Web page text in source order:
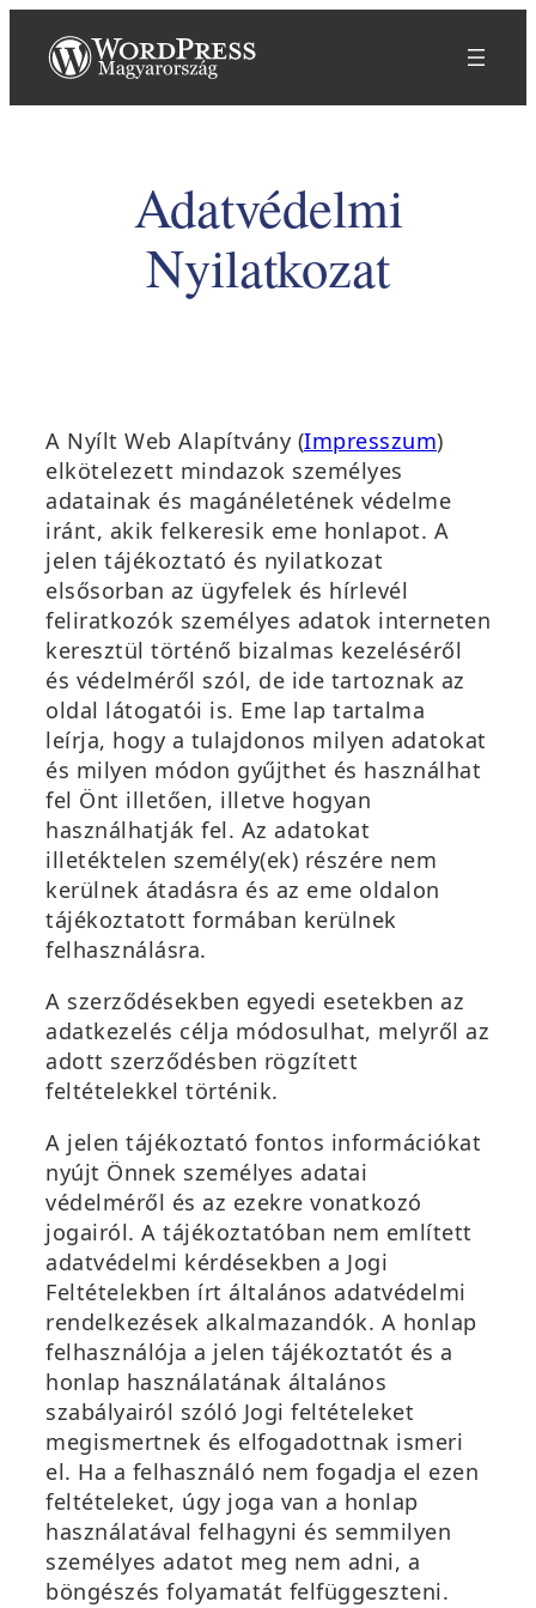
tartalomhoz
Adatvédelmi
Nyilatkozat
A Nyílt Web Alapítvány (Impresszum)
elkötelezett mindazok személyes
adatainak és magánéletének védelme
iránt, akik felkeresik eme honlapot. A
jelen tájékoztató és nyilatkozat
elsősorban az ügyfelek és hírlevél
feliratkozók személyes adatok interneten
keresztül történő bizalmas kezeléséről
és védelméről szól, de ide tartoznak az
oldal látogatói is. Eme lap tartalma
leírja, hogy a tulajdonos milyen adatokat
és milyen módon gyűjthet és használhat
fel Önt illetően, illetve hogyan
használhatják fel. Az adatokat
illetéktelen személy(ek) részére nem
kerülnek átadásra és az eme oldalon
tájékoztatott formában kerülnek
felhasználásra.
A szerződésekben egyedi esetekben az
adatkezelés célja módosulhat, melyről az
adott szerződésben rögzített
feltételekkel történik.
A jelen tájékoztató fontos információkat
nyújt Önnek személyes adatai
védelméről és az ezekre vonatkozó
jogairól. A tájékoztatóban nem említett
adatvédelmi kérdésekben a Jogi
Feltételekben írt általános adatvédelmi
rendelkezések alkalmazandók. A honlap
felhasználója a jelen tájékoztatót és a
honlap használatának általános
szabályairól szóló Jogi feltételeket
megismertnek és elfogadottnak ismeri
el. Ha a felhasználó nem fogadja el ezen
feltételeket, úgy joga van a honlap
használatával felhagyni és semmilyen
személyes adatot meg nem adni, a
böngészés folyamatát felfüggeszteni.